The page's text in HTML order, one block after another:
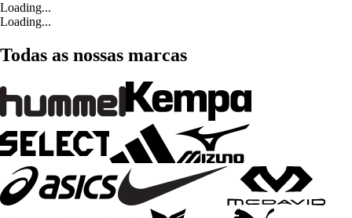
Loading...
Loading...
Todas as nossas marcas